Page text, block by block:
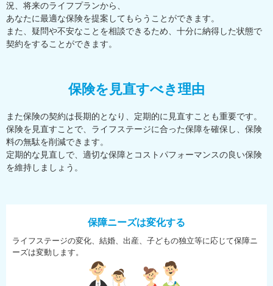
況、将来のライフプランから、
あなたに最適な保険を提案してもらうことができます。
また、疑問や不安なことを相談できるため、十分に納得した状態で
契約をすることができます。
保険を見直すべき理由
また保険の契約は長期的となり、定期的に見直すことも重要です。
保険を見直すことで、ライフステージに合った保障を確保し、保険
料の無駄を削減できます。
定期的な見直しで、適切な保障とコストパフォーマンスの良い保険
を維持しましょう。
保障ニーズは変化する
ライフステージの変化、結婚、 出産、子どもの独立等に応じて保障ニ
ーズは変動します。